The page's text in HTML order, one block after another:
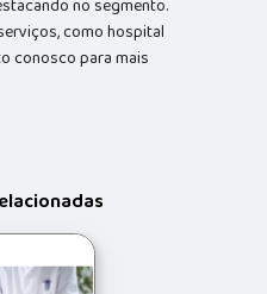
no segmento.
como hospital
conosco para mais